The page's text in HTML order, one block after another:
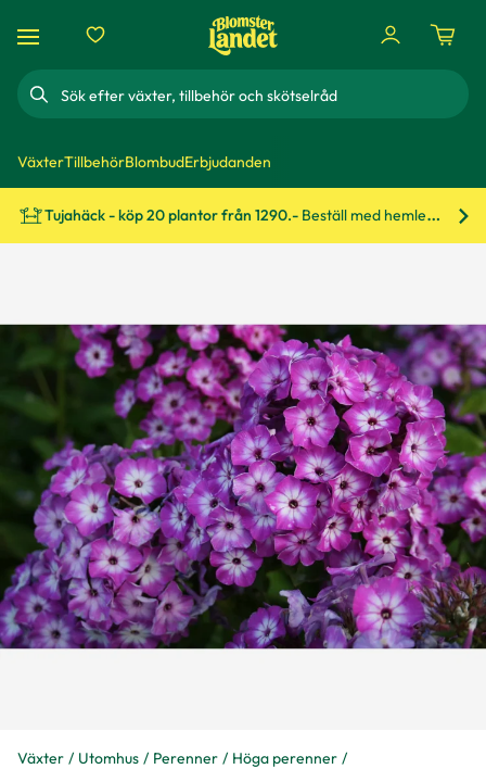
Sök
VäxterTillbehörBlombudErbjudanden
Tujahäck - köp 20 plantor från 1290.- Beställ med hemleverans!
Växter Utomhus Perenner Höga perenner